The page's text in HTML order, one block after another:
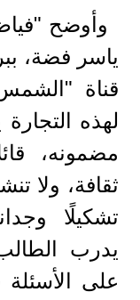
وأوضح
ياسر فضة،
قناة
لهذه
مضمونه،
ثقافة، ولا
تشكيلًا
يدرب
على